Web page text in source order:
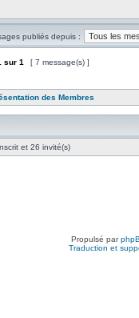
publiés depuis :
sur 1 [ 7 message(s) ]
des Membres
et 26 invité(s)
Propulsé par
Traduction et